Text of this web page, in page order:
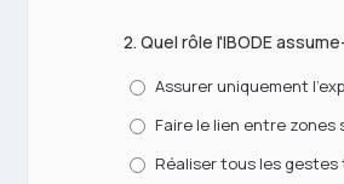
2. Quel rôle l'IBODE
Assurer uniquement
Faire le lien entre
Réaliser tous les